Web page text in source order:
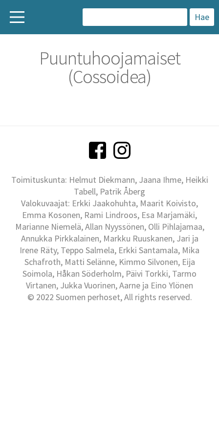
a
k
u
Puuntuhoojamaiset
(Cossoidea)
Toimituskunta: Helmut Diekmann, Jaana Ihme, Heikki
Tabell, Patrik Åberg
Valokuvaajat: Erkki Jaakohuhta, Maarit Koivisto,
Emma Kosonen, Rami Lindroos, Esa Marjamäki,
Marianne Niemelä, Allan Nyyssönen, Olli Pihlajamaa,
Annukka Pirkkalainen, Markku Ruuskanen, Jari ja
Irene Räty, Teppo Salmela, Erkki Santamala, Mika
Schafroth, Matti Selänne, Kimmo Silvonen, Eija
Soimola, Håkan Söderholm, Päivi Torkki, Tarmo
Virtanen, Jukka Vuorinen, Aarne ja Eino Ylönen
© 2022 Suomen perhoset, All rights reserved.